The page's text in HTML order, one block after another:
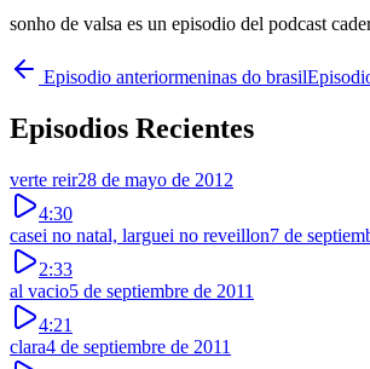
sonho de valsa es un episodio del podcast
Episodio anteriormeninas do brasil
Episodios Recientes
verte reir28 de mayo de 2012
4:30
casei no natal, larguei no reveillon7 de
2:33
al vacio5 de septiembre de 2011
4:21
clara4 de septiembre de 2011